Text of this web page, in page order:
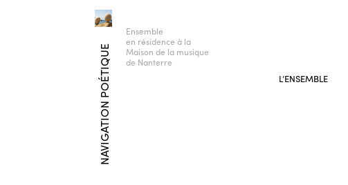
NAVIGATION POÉTIQUE
Ensemble
en résidence à la
Maison de la musique
de Nanterre
L’ENSEMBLE